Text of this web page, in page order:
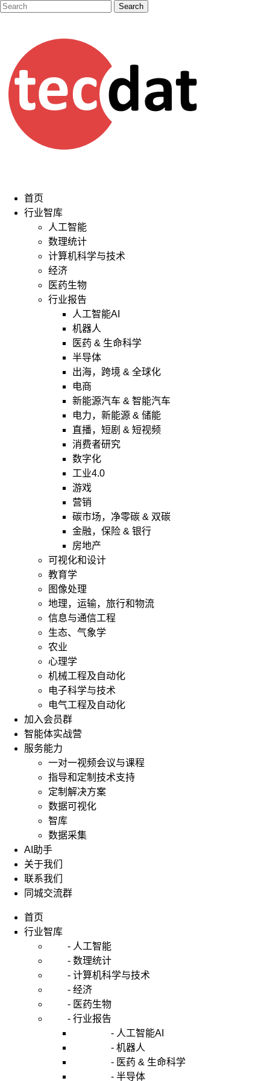
首页
行业智库
人工智能
数理统计
计算机科学与技术
经济
医药生物
行业报告
人工智能AI
机器人
医药 & 生命科学
半导体
出海，跨境 & 全球化
电商
新能源汽车 & 智能汽车
电力，新能源 & 储能
直播，短剧 & 短视频
消费者研究
数字化
工业4.0
游戏
营销
碳市场，净零碳 & 双碳
金融，保险 & 银行
房地产
可视化和设计
教育学
图像处理
地理，运输，旅行和物流
信息与通信工程
生态、气象学
农业
心理学
机械工程及自动化
电子科学与技术
电气工程及自动化
加入会员群
智能体实战营
服务能力
一对一视频会议与课程
指导和定制技术支持
定制解决方案
数据可视化
智库
数据采集
AI助手
关于我们
联系我们
同城交流群
首页
行业智库
- 人工智能
- 数理统计
- 计算机科学与技术
- 经济
- 医药生物
- 行业报告
- 人工智能AI
- 机器人
- 医药 & 生命科学
- 半导体